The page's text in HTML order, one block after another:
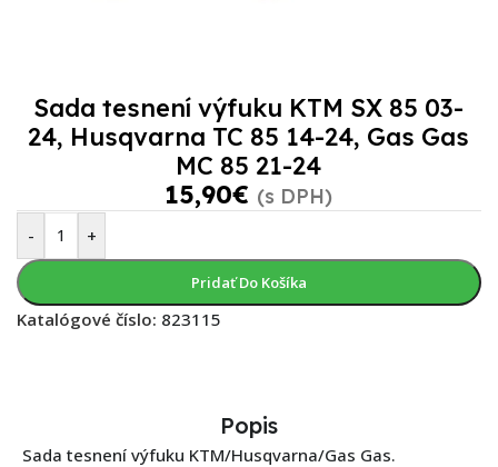
Sada tesnení výfuku KTM SX 85 03-
24, Husqvarna TC 85 14-24, Gas Gas
MC 85 21-24
15,90€ (s DPH)
- +
Pridať Do Košíka
Katalógové číslo: 823115
Popis
Sada tesnení výfuku KTM/Husqvarna/Gas Gas.